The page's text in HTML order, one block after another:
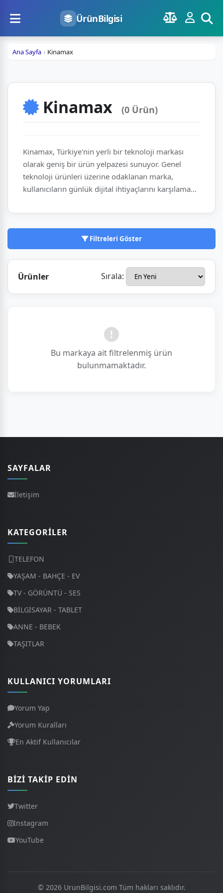
ÜrünBilgisi
Ana Sayfa Kinamax
Kinamax (0 Ürün)
Kinamax, Türkiye'nin yerli bir teknoloji markası
olarak geniş bir ürün yelpazesi sunuyor. Genel
teknoloji ürünleri üzerine odaklanan marka,
kullanıcıların günlük dijital ihtiyaçlarını karşılamayı
sektörde yerini alıyor. Sunduğu çeşitlilikle hem
bireysel kullanıcıların hem de kurumların dikkatini
Filtreleri Göster
Ürünler Sırala:
Bu markaya ait filtrelenmiş ürün
bulunmamaktadır.
SAYFALAR
İletişim
KATEGORILER
TELEFON
YAŞAM - BAHÇE - EV
TV - GÖRÜNTÜ - SES
BİLGİSAYAR - TABLET
ANNE - BEBEK
TAŞITLAR
KULLANICI YORUMLARI
Yorum Yap
Yorum Kuralları
En Aktif Kullanıcılar
BIZI TAKIP EDIN
Twitter
Instagram
YouTube
© 2026 UrunBilgisi.com Tüm hakları saklıdır.